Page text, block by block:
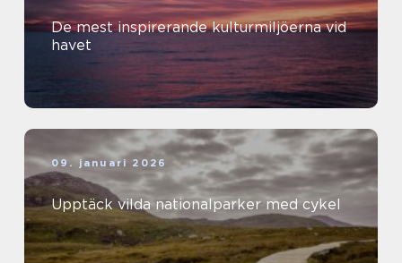
De mest inspirerande kulturmiljöerna vid
havet
09. januari 2026
Upptäck vilda nationalparker med cykel